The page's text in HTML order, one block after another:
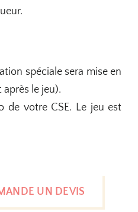
spéciale sera mise en
le jeu).
de votre CSE. Le jeu est
UN DEVIS